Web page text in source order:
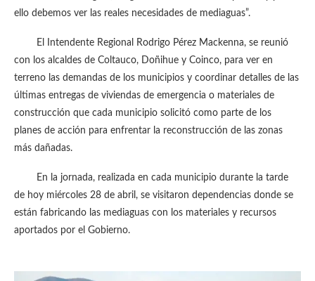
ello debemos ver las reales necesidades de mediaguas”.
El Intendente Regional Rodrigo Pérez Mackenna, se reunió
con los alcaldes de Coltauco, Doñihue y Coinco, para ver en
terreno las demandas de los municipios y coordinar detalles de las
últimas entregas de viviendas de emergencia o materiales de
construcción que cada municipio solicitó como parte de los
planes de acción para enfrentar la reconstrucción de las zonas
más dañadas.
En la jornada, realizada en cada municipio durante la tarde
de hoy miércoles 28 de abril, se visitaron dependencias donde se
están fabricando las mediaguas con los materiales y recursos
aportados por el Gobierno.